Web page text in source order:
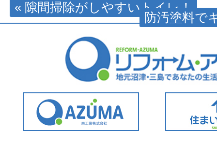
« 隙間掃除がしやすいトイレ！
防汚塗料で